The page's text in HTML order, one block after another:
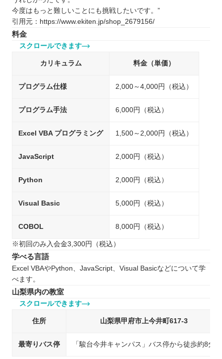
今度はもっと難しいことにも挑戦したいです。”
引用元：https://www.ekiten.jp/shop_2679156/
料金
スクロールできます
カリキュラム 料金（単価）
プログラム仕様 2,000～4,000円（税込）
プログラム手法 6,000円（税込）
Excel VBA プログラミング 1,500～2,000円（税込）
JavaScript 2,000円（税込）
Python 2,000円（税込）
Visual Basic 5,000円（税込）
COBOL 8,000円（税込）
※初回のみ入会金3,300円（税込）
学べる言語
Excel VBAやPython、JavaScript、Visual Basicなどについて学
べます。
山梨県内の教室
スクロールできます
住所 山梨県甲府市上今井町617-3
最寄りバス停 「駿台今井キャンパス」バス停から徒歩約8分